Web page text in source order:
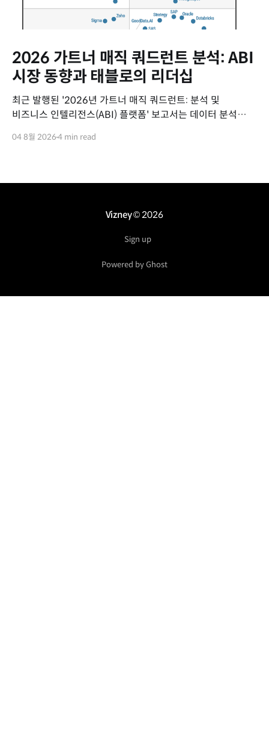
2026 가트너 매직 쿼드런트 분석: ABI
시장 동향과 태블로의 리더십
최근 발행된 '2026년 가트너 매직 쿼드런트: 분석 및
비즈니스 인텔리전스(ABI) 플랫폼' 보고서는 데이터 분석
이번 보고서를 통해 ABI 시장의 변화 흐름과 세일즈포스
04 8월 20264 min read
Vizney© 2026
Sign up
Powered by Ghost